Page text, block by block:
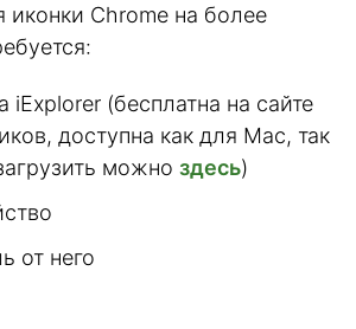
иконки Chrome на более
iExplorer (бесплатна на сайте
доступна как для Mac, так
можно здесь)
от него